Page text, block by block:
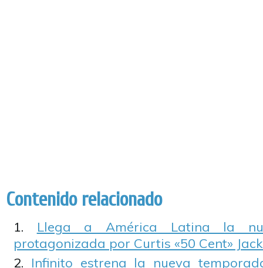
Contenido relacionado
Llega a América Latina la
protagonizada por Curtis «50 Cent»
Infinito estrena la nueva